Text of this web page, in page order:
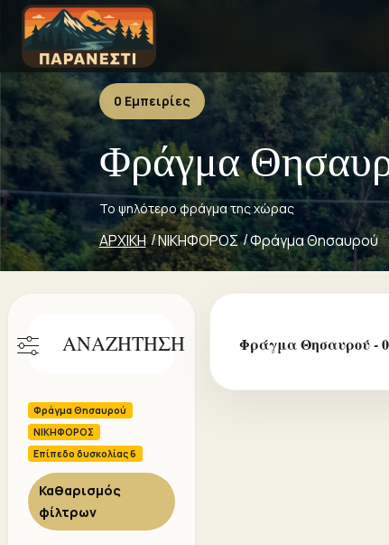
0 Εμπειρίες
Φράγμα
Το ψηλότερο φράγμα της χώρας
ΑΡΧΙΚΗ ΝΙΚΗΦΟΡΟΣ Φράγμα Θησαυρού
ΑΝΑΖΗΤΗΣΗ
Φράγμα Θησαυρού
ΝΙΚΗΦΟΡΟΣ
Επίπεδο δυσκολίας 6
Καθαρισμός
φίλτρων
Φράγμα Θησαυρού -